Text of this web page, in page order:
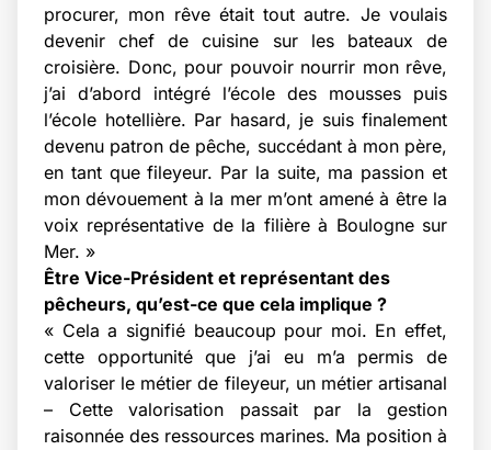
procurer, mon rêve était tout autre. Je voulais
devenir chef de cuisine sur les bateaux de
croisière. Donc, pour pouvoir nourrir mon rêve,
j’ai d’abord intégré l’école des mousses puis
l’école hotellière. Par hasard, je suis finalement
devenu patron de pêche, succédant à mon père,
en tant que fileyeur. Par la suite, ma passion et
mon dévouement à la mer m’ont amené à être la
voix représentative de la filière à Boulogne sur
Mer. »
Être Vice-Président et représentant des
pêcheurs, qu’est-ce que cela implique ?
« Cela a signifié beaucoup pour moi. En effet,
cette opportunité que j’ai eu m’a permis de
valoriser le métier de fileyeur, un métier artisanal
– Cette valorisation passait par la gestion
raisonnée des ressources marines. Ma position à